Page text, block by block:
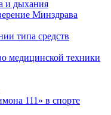
и дыхания
Минздрава
типа средств
медицинской техники
111» в спорте